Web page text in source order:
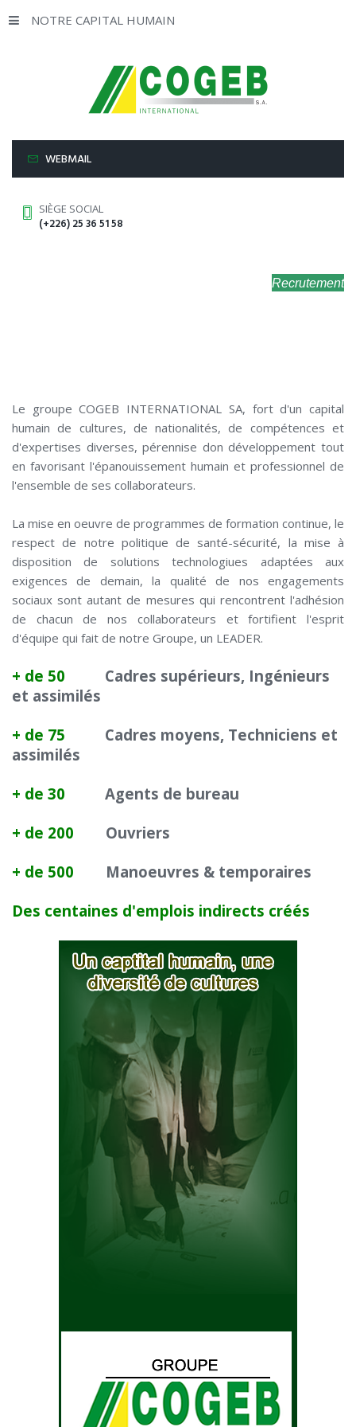
WEBMAIL
SIÈGE SOCIAL
(+226) 25 36 51 58
Recrutement
NOTRE CAPITAL HUMAIN
Le groupe COGEB INTERNATIONAL SA, fort d'un capital
humain de cultures, de nationalités, de compétences et
d'expertises diverses, pérennise don développement tout
en favorisant l'épanouissement humain et professionnel de
l'ensemble de ses collaborateurs.
La mise en oeuvre de programmes de formation continue, le
respect de notre politique de santé-sécurité, la mise à
disposition de solutions technologiues adaptées aux
exigences de demain, la qualité de nos engagements
sociaux sont autant de mesures qui rencontrent l'adhésion
de chacun de nos collaborateurs et fortifient l'esprit
d'équipe qui fait de notre Groupe, un LEADER.
+ de 50
Cadres supérieurs, Ingénieurs
et assimilés
+ de 75 Cadres moyens, Techniciens et
assimilés
+ de 30
Agents de bureau
+ de 200 Ouvriers
+ de 500 Manoeuvres & temporaires
Des centaines d'emplois indirects créés